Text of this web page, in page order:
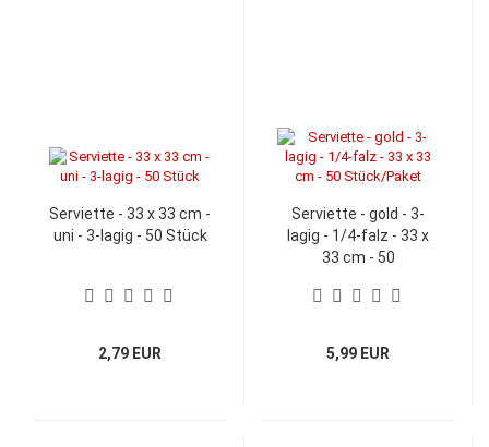
Serviette - 33 x 33 cm -
uni - 3-lagig - 50 Stück
2,79 EUR
Serviette - gold - 3-
lagig - 1/4-falz - 33 x
33 cm - 50
5,99 EUR